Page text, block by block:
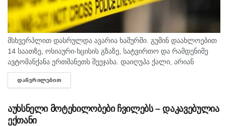
მსხვერპლით დასრულდა ავარია ხაშურში. გუშინ დაახლოებით
14 საათზე, ოსიაური-ხცისის გზაზე, სატვირთო და რამდენიმე
ავტომანქანა ერთმანეთს შეეჯახა. დაიღუპა ქალი, არიან
დაშავებულებიც. შსს-ს ინფორმაციით, გამოძიება 276-ე მუხლის
მე-6 ნაწილით მიმდინარეობს.
ᲓᲐᲬᲕᲠᲘᲚᲔᲑᲘᲗ
აუხსნელი მოტეხილობები ჩვილებს – დაკავებულია
ექთანი